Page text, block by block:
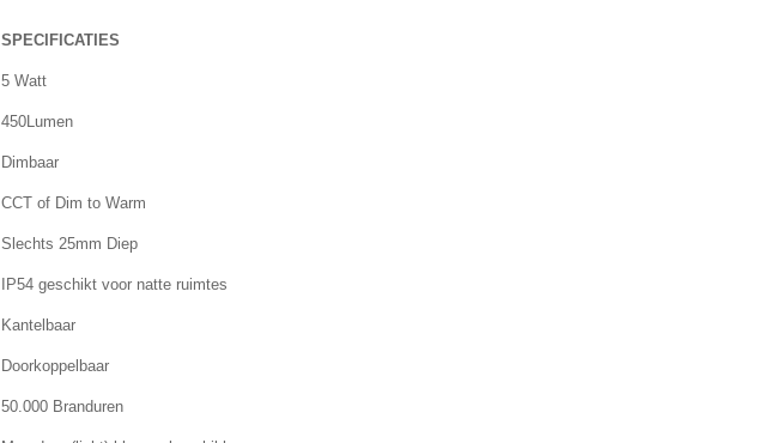
SPECIFICATIES
5 Watt
450Lumen
Dimbaar
CCT of Dim to Warm
Slechts 25mm Diep
IP54 geschikt voor natte ruimtes
Kantelbaar
Doorkoppelbaar
50.000 Branduren